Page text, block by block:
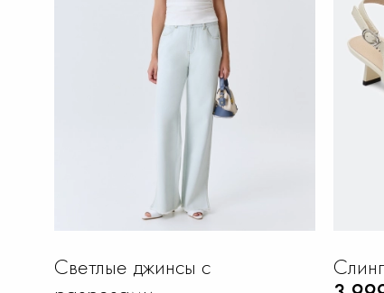
Светлые джинсы с